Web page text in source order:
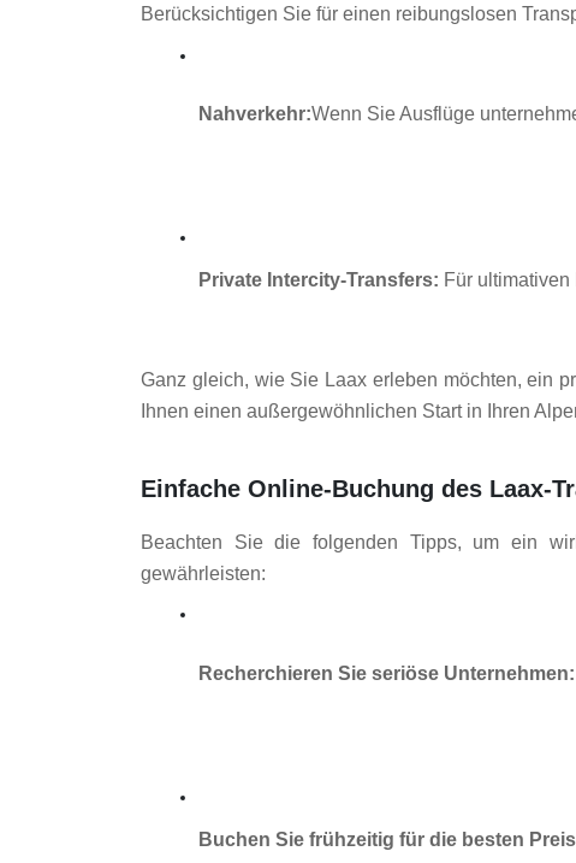
Berücksichtigen Sie für einen reibungslosen
Nahverkehr:Wenn Sie Ausflüge
Private Intercity-Transfers: Für ultimativen
Ganz gleich, wie Sie Laax erleben möchten, ein
Ihnen einen außergewöhnlichen Start in Ihren
Einfache Online-Buchung des Laax-
Beachten Sie die folgenden Tipps, um ein
gewährleisten:
Recherchieren Sie seriöse Unternehmen:
Buchen Sie frühzeitig für die besten